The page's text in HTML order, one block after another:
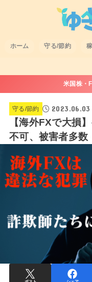
ホーム 守る/節約
米国株・
守る/節約 2023.06.03
【海外FXで大損
不可、被害者多数